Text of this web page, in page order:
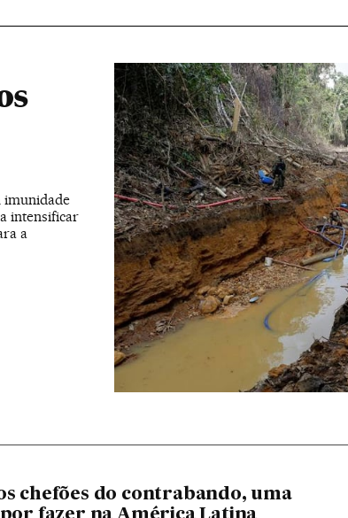
imunidade
intensificar
a
chefões do contrabando, uma